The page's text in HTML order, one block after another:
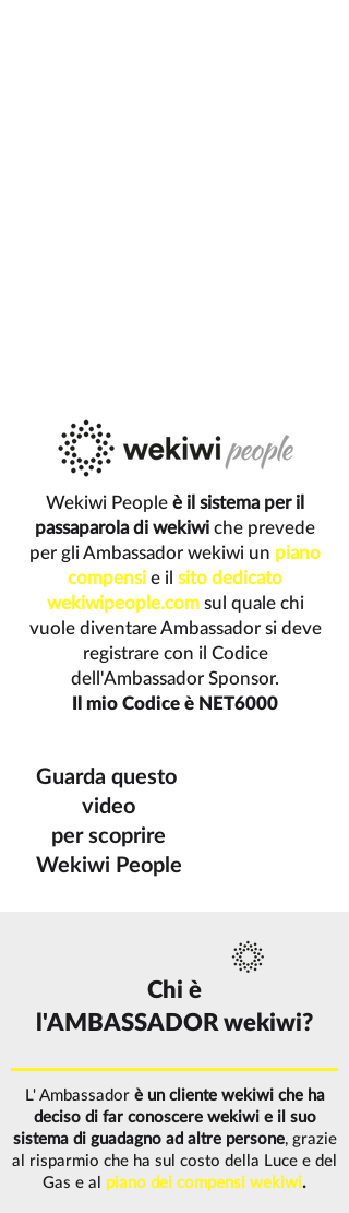
Wekiwi Peopleè il sistema per il
passaparola di wekiwiche prevede
per gli Ambassador wekiwi un piano
compensie il sito dedicato
wekiwipeople.com sul quale chi
vuole diventare Ambassador si deve
registrare con il Codice
dell'Ambassador Sponsor.
Il mio Codice è NET6000
Guarda questo
video
per scoprire
Wekiwi People
Chi è
l'AMBASSADOR wekiwi?
L' Ambassador è un cliente wekiwi che ha
deciso di far conoscere wekiwi e il suo
sistema di guadagno ad altre persone, grazie
al risparmio che ha sul costo della Luce e del
Gas e al piano dei compensi wekiwi.